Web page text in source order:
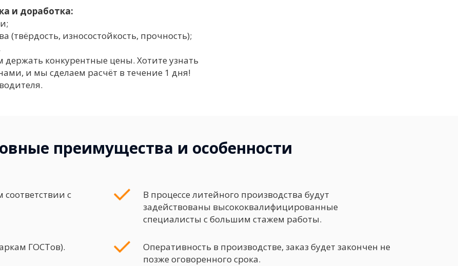
и доработка:
(твёрдость, износостойкость, прочность);
конкурентные цены. Хотите узнать
и мы сделаем расчёт в течение 1 дня!
преимущества и особенности
с
В процессе литейного производства будут
задействованы высококвалифицированные
специалисты с большим стажем работы.
ГОСТов).
Оперативность в производстве, заказ будет закончен не
позже оговоренного срока.